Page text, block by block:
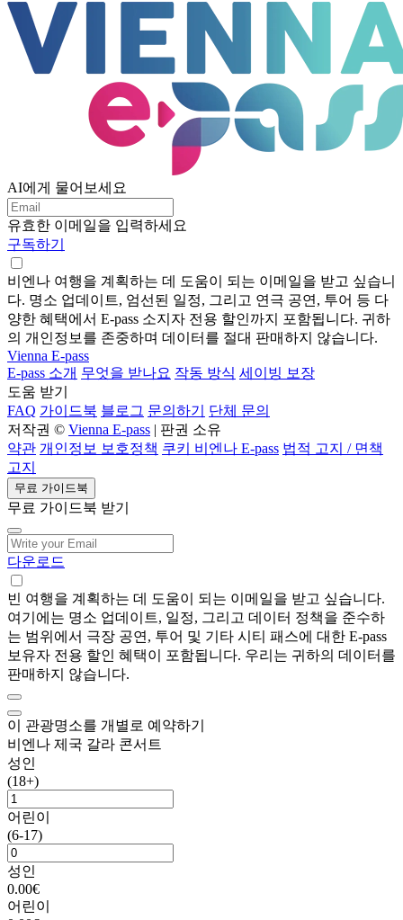
AI에게 물어보세요
유효한 이메일을 입력하세요
구독하기
비엔나 여행을 계획하는 데 도움이 되는 이메일을 받고 싶습니
다. 명소 업데이트, 엄선된 일정, 그리고 연극 공연, 투어 등 다
양한 혜택에서 E-pass 소지자 전용 할인까지 포함됩니다. 귀하
의 개인정보를 존중하며 데이터를 절대 판매하지 않습니다.
Vienna E-pass
E-pass 소개 무엇을 받나요 작동 방식 세이빙 보장
도움 받기
FAQ 가이드북 블로그 문의하기
단체 문의
저작권 © Vienna E-pass | 판권 소유
약관 개인정보 보호정책 쿠키 비엔나 E-pass 법적 고지 / 면책
고지
무료 가이드북
무료 가이드북 받기
다운로드
빈 여행을 계획하는 데 도움이 되는 이메일을 받고 싶습니다.
여기에는 명소 업데이트, 일정, 그리고 데이터 정책을 준수하
는 범위에서 극장 공연, 투어 및 기타 시티 패스에 대한 E-pass
보유자 전용 할인 혜택이 포함됩니다. 우리는 귀하의 데이터를
판매하지 않습니다.
이 관광명소를 개별로 예약하기
비엔나 제국 갈라 콘서트
성인
(18+)
어린이
(6-17)
성인
0.00€
어린이